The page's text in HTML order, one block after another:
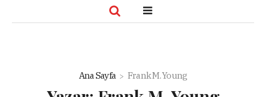
Ana Sayfa Frank M. Young